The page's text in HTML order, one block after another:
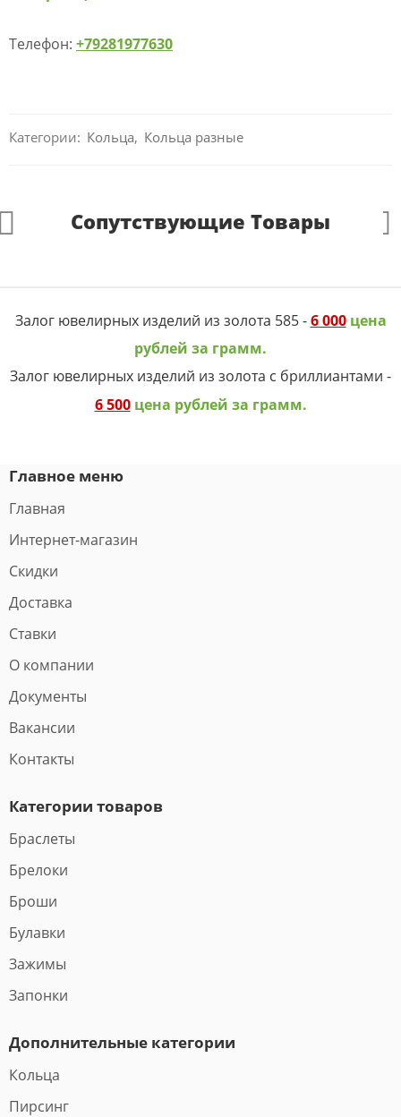
Телефон: +79281977630
Категории: Кольца, Кольца разные
Сопутствующие Товары
Залог ювелирных изделий из золота 585 -6 000цена
рублей за грамм.
Залог ювелирных изделий из золота с бриллиантами -
6 500цена рублей за грамм.
Главное меню
Главная
Интернет-магазин
Скидки
Доставка
Ставки
О компании
Документы
Вакансии
Контакты
Категории товаров
Браслеты
Брелоки
Броши
Булавки
Зажимы
Запонки
Дополнительные категории
Кольца
Пирсинг